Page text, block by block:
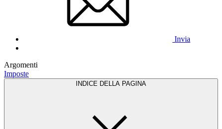
Invia
Argomenti
Imposte
INDICE DELLA PAGINA